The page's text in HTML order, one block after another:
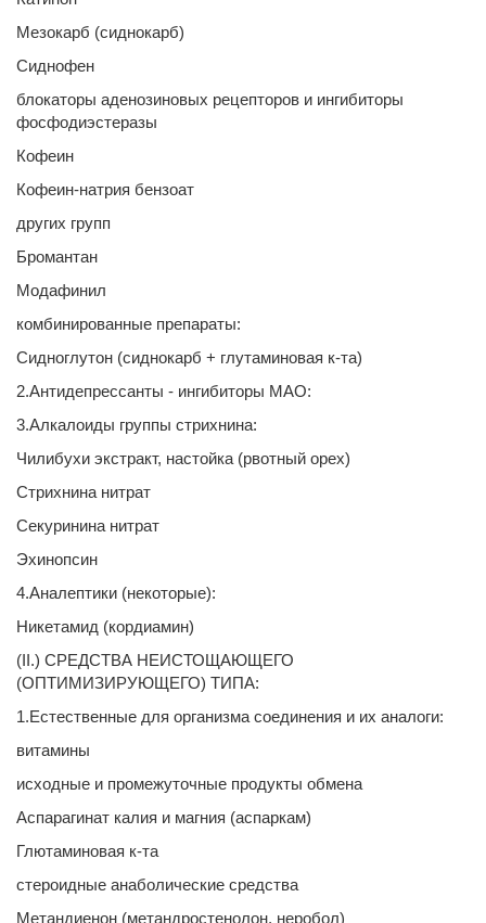
Мезокарб (сиднокарб)
Сиднофен
блокаторы аденозиновых рецепторов и ингибиторы
фосфодиэстеразы
Кофеин
Кофеин-натрия бензоат
других групп
Бромантан
Модафинил
комбинированные препараты:
Сидноглутон (сиднокарб + глутаминовая к-та)
2.Антидепрессанты - ингибиторы МАО:
3.Алкалоиды группы стрихнина:
Чилибухи экстракт, настойка (рвотный орех)
Стрихнина нитрат
Секуринина нитрат
Эхинопсин
4.Аналептики (некоторые):
Никетамид (кордиамин)
(II.) СРЕДСТВА НЕИСТОЩАЮЩЕГО
(ОПТИМИЗИРУЮЩЕГО) ТИПА:
1.Естественные для организма соединения и их аналоги:
витамины
исходные и промежуточные продукты обмена
Аспарагинат калия и магния (аспаркам)
Глютаминовая к-та
стероидные анаболические средства
Метандиенон (метандростенолон, неробол)